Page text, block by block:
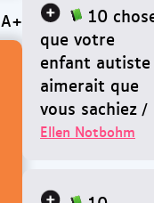
10
que votre
enfant autiste
aimerait que
vous sachiez /
Ellen Notbohm
A+